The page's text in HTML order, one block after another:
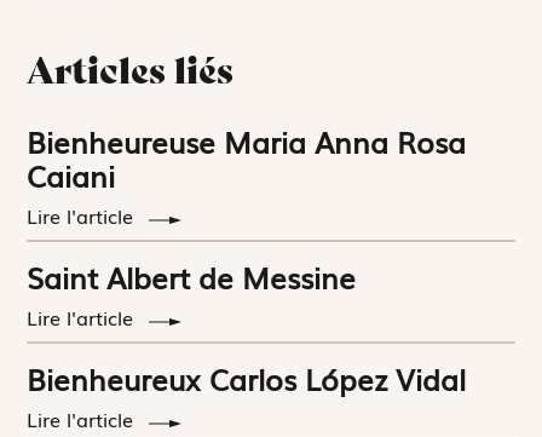
Articles liés
Bienheureuse Maria Anna Rosa
Caiani
Lire l'article
Saint Albert de Messine
Lire l'article
Bienheureux Carlos López Vidal
Lire l'article